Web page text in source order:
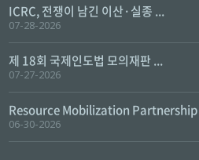
ICRC, 전쟁이 남긴 이산·실종 ...
07-28-2026
제 18회 국제인도법 모의재판 ...
07-27-2026
Resource Mobilization
06-30-2026